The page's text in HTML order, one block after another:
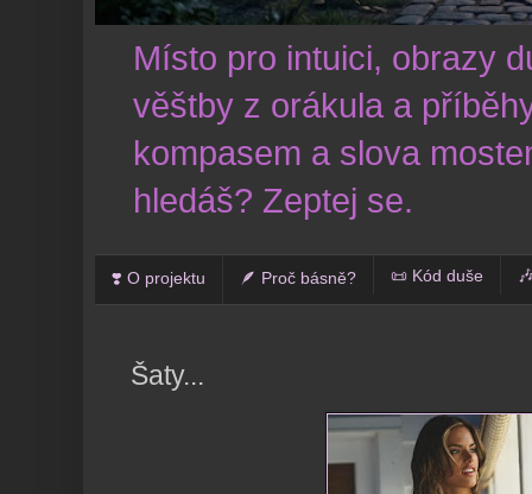
Místo pro intuici, obrazy
věštby z orákula a
kompasem a slova
hledáš? Zeptej se.
❣️ O projektu 🪶 Proč básně? 📜 Kód duše
Šaty...